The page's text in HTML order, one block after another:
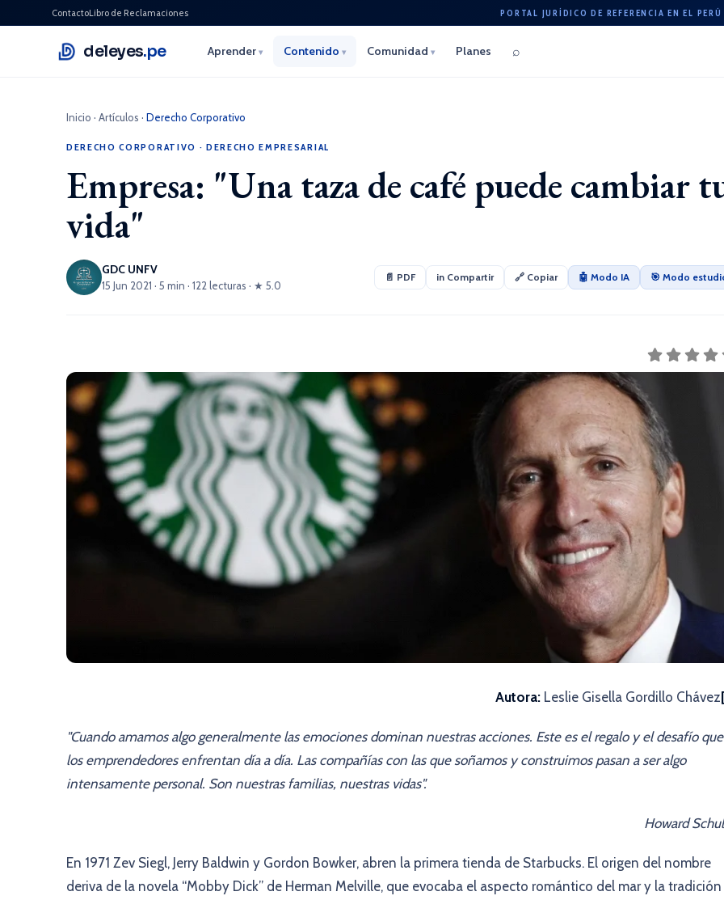
ContactoLibro de Reclamaciones PORTAL JURÍDICO DE REFERENCIA EN EL PERÚ
deleyes.pe Aprender ▾ Contenido ▾ Comunidad ▾ Planes ⌕
Inicio · Artículos · Derecho Corporativo
DERECHO CORPORATIVO · DERECHO EMPRESARIAL
Empresa: "Una taza de café puede cambiar
vida"
GDC UNFV
15 Jun 2021 · 5 min · 122 lecturas · ★ 5.0
📄 PDF in Compartir 🔗 Copiar 🤖 Modo IA 🎯 Modo
Autora: Leslie Gisella Gordillo Chávez
"Cuando amamos algo generalmente las emociones dominan nuestras acciones. Este es el regalo y el desafío que
los emprendedores enfrentan día a día. Las compañías con las que soñamos y construimos pasan a ser algo
intensamente personal. Son nuestras familias, nuestras vidas".
Howard
En 1971 Zev Siegl, Jerry Baldwin y Gordon Bowker, abren la primera tienda de Starbucks. El origen del nombre
deriva de la novela “Mobby Dick” de Herman Melville, que evocaba el aspecto romántico del mar y la tradición